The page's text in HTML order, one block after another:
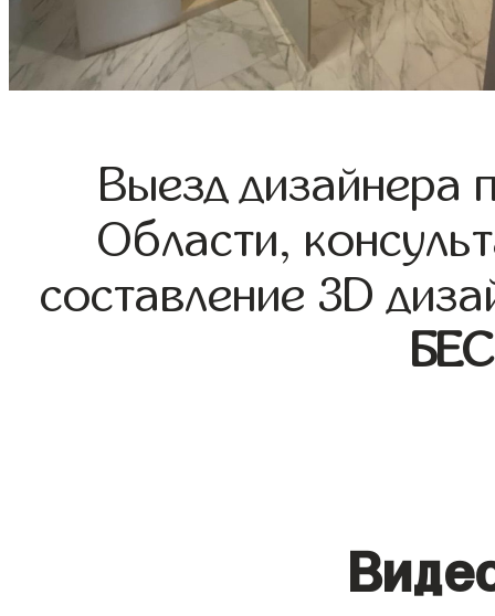
Выезд дизайнера
Области,
составление 3D